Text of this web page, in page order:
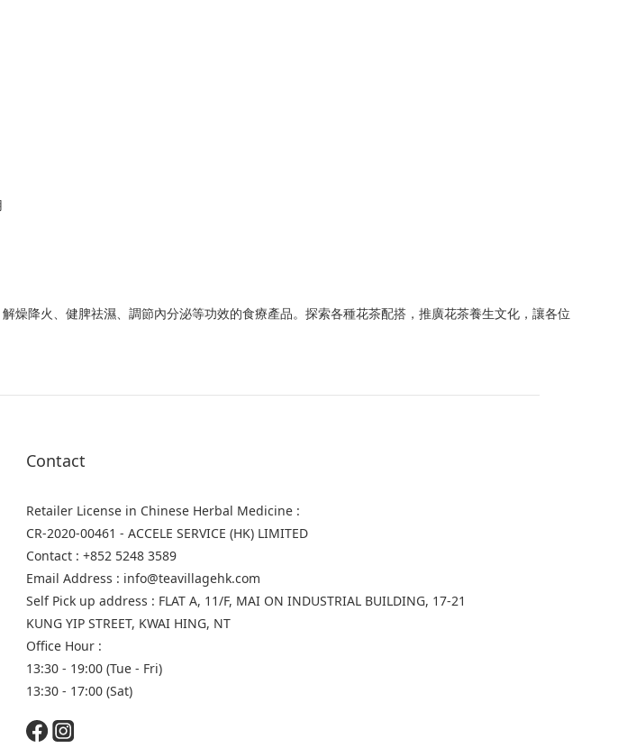
降火、健脾祛濕、調節內分泌等功效的食療產品。探索各種花茶配搭，推廣花茶養生文化，讓各位
Contact
Retailer License in Chinese Herbal Medicine :
CR-2020-00461 - ACCELE SERVICE (HK) LIMITED
Contact : +852 5248 3589
Email Address : info@teavillagehk.com
Self Pick up address : FLAT A, 11/F, MAI ON INDUSTRIAL BUILDING, 17-21
KUNG YIP STREET, KWAI HING, NT
Office Hour :
13:30 - 19:00 (Tue - Fri)
13:30 - 17:00 (Sat)